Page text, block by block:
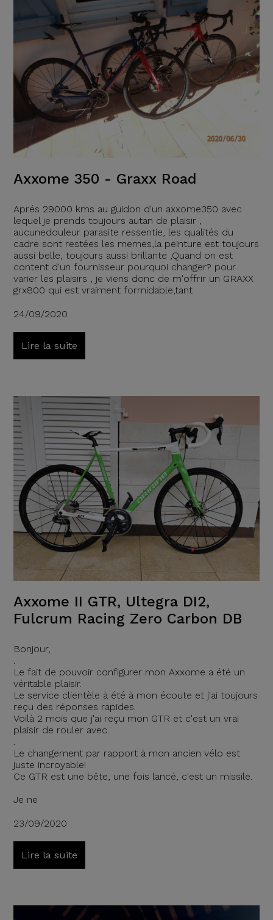
Axxome 350 - Graxx Road
Aprés 29000 kms au guidon d'un axxome350 avec
lequel je prends toujours autan de plaisir ,
aucunedouleur parasite ressentie, les qualités du
cadre sont restées les memes,la peinture est toujours
aussi belle, toujours aussi brillante ,Quand on est
content d'un fournisseur pourquoi changer? pour
varier les plaisirs , je viens donc de m'offrir un GRAXX
grx800 qui est vraiment formidable,tant
24/09/2020
Lire la suite
Axxome II GTR, Ultegra DI2,
Fulcrum Racing Zero Carbon DB
Bonjour,
.
Le fait de pouvoir configurer mon Axxome a été un
véritable plaisir.
Le service clientèle à été à mon écoute et j'ai toujours
reçu des réponses rapides.
Voilà 2 mois que j'ai reçu mon GTR et c'est un vrai
plaisir de rouler avec.
.
Le changement par rapport à mon ancien vélo est
juste incroyable!
Ce GTR est une bête, une fois lancé, c'est un missile.
Je ne
23/09/2020
Lire la suite